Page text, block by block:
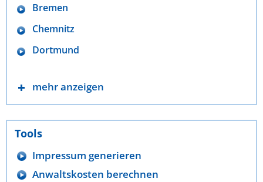
Bremen
Chemnitz
Dortmund
mehr anzeigen
Tools
Impressum generieren
Anwaltskosten berechnen